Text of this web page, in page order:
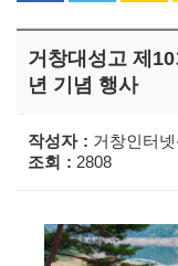
거창대성고 제
년 기념 행사
작성자 거창인터
조회
2808